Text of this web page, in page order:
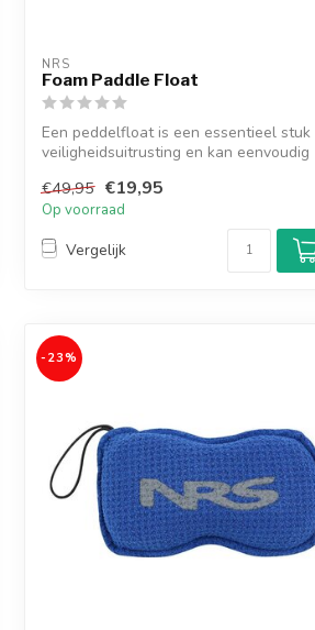
NRS
Foam Paddle Float
Een peddelfloat is een essentieel stuk
veiligheidsuitrusting en kan eenvoudig
€49,95 €19,95
Op voorraad
Vergelijk
-23%